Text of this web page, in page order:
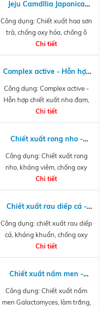
Jeju Camdllia Japonica
Flower Extract G (PG)
Công dụng: Chiết xuất hoa sơn
trà, chống oxy hóa, chống ô
nhiễm
Chi tiết
Complex active - Hỗn hợp
chiết xuất nha đam, gạo,
xương rồng, hoa cúc tím,
hạt kê
Công dụng: Complex active -
Hỗn hợp chiết xuất nha đam,
gạo, xương rồng, hoa cúc tím,
viêm, giảm tình trạng viêm da
Chi tiết
Chiết xuất rong nho -
Caulerpa Lentillifera
Extract
Công dụng: Chiết xuất rong
nho, kháng viêm, chống oxy
hóa, làm lành vết thương
Chi tiết
Chiết xuất rau diếp cá -
Houttuynia Cordata Extract
G (PG)
Công dụng: chiết xuất rau diếp
cá, kháng khuẩn, chống oxy
hóa, hỗ trợ ngăn ngừa rụng tóc
Chi tiết
Chiết xuất nấm men -
Galactomyces Ferment
Filtrate
Công dụng: Chiết xuất nấm
men Galactomyces, làm trắng,